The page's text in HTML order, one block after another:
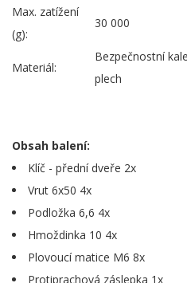
Max. zatížení
(g):
30 000
Materiál:
Bezpečnostní
plech
Obsah balení:
Klíč - přední dveře 2x
Vrut 6x50 4x
Podložka 6,6 4x
Hmoždinka 10 4x
Plovoucí matice M6 8x
Protiprachová záslepka 1x